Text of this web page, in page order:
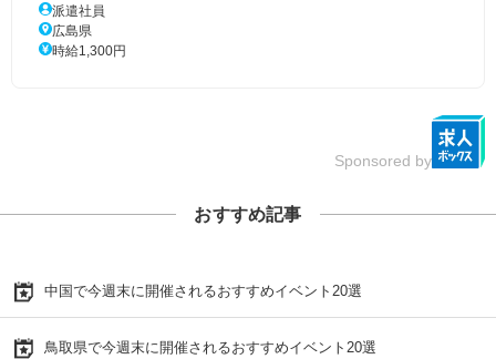
派遣社員
広島県
時給1,300円
Sponsored by
おすすめ記事
中国で今週末に開催されるおすすめイベント20選
鳥取県で今週末に開催されるおすすめイベント20選